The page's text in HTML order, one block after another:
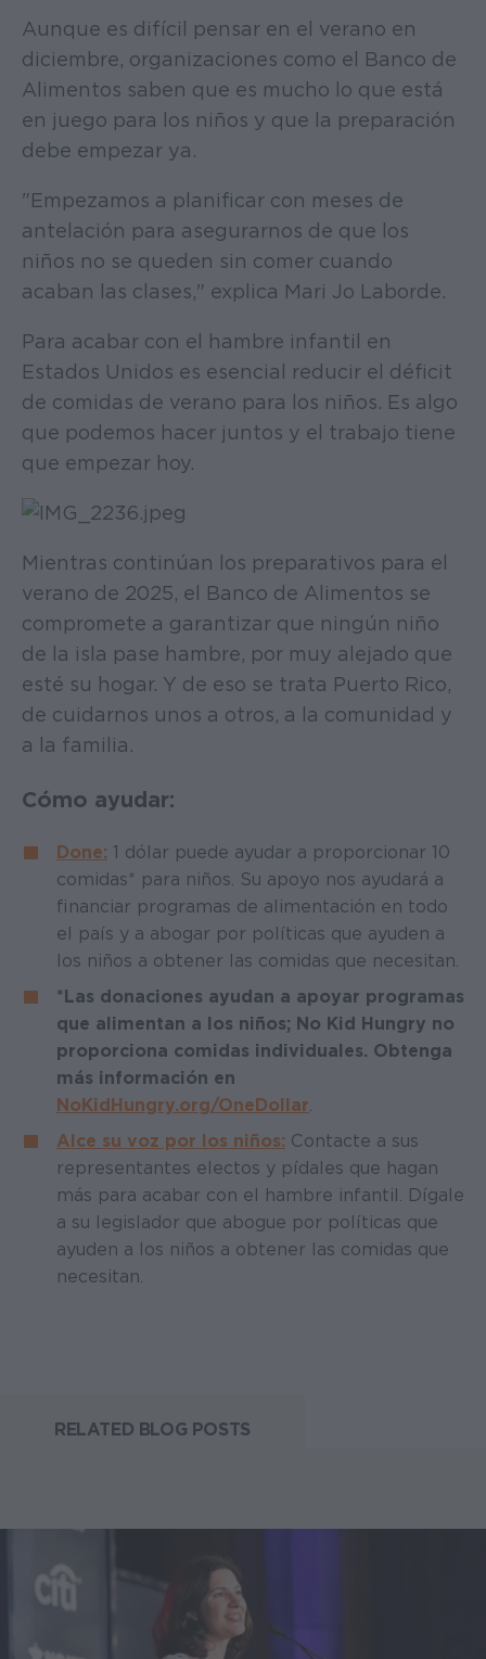
Aunque es difícil pensar en el verano en
diciembre, organizaciones como el Banco de
Alimentos saben que es mucho lo que está
en juego para los niños y que la preparación
debe empezar ya.
"Empezamos a planificar con meses de
antelación para asegurarnos de que los
niños no se queden sin comer cuando
acaban las clases," explica Mari Jo Laborde.
Para acabar con el hambre infantil en
Estados Unidos es esencial reducir el déficit
de comidas de verano para los niños. Es algo
que podemos hacer juntos y el trabajo tiene
que empezar hoy.
Mientras continúan los preparativos para el
verano de 2025, el Banco de Alimentos se
compromete a garantizar que ningún niño
de la isla pase hambre, por muy alejado que
esté su hogar. Y de eso se trata Puerto Rico,
de cuidarnos unos a otros, a la comunidad y
a la familia.
Cómo ayudar:
Done: 1 dólar puede ayudar a proporcionar 10
comidas* para niños. Su apoyo nos ayudará a
financiar programas de alimentación en todo
el país y a abogar por políticas que ayuden a
los niños a obtener las comidas que necesitan.
*Las donaciones ayudan a apoyar programas
que alimentan a los niños; No Kid Hungry no
proporciona comidas individuales. Obtenga
más información en
NoKidHungry.org/OneDollar.
Alce su voz por los niños: Contacte a sus
representantes electos y pídales que hagan
más para acabar con el hambre infantil. Dígale
a su legislador que abogue por políticas que
ayuden a los niños a obtener las comidas que
necesitan.
RELATED BLOG POSTS